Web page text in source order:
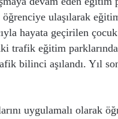
ulaşılarak
hayata geçirilen
trafik eğitim
bilinci aşılandı. Yıl
uygulamalı olarak